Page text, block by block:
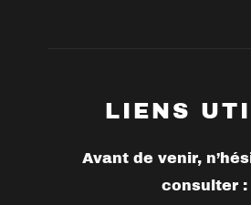
LIENS
Avant de venir,
consulter :